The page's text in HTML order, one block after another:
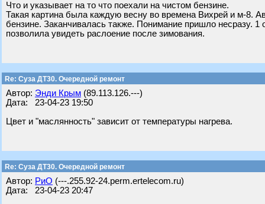
Что и указывает на то что поехали на чистом бензине.
Такая картина была каждую весну во времена Вихрей и м-8.
бензине. Заканчивалась также. Понимание пришло несразу. 1
позволила увидеть раслоение после зимования.
Re: Суза ДТ30. Очередной ремонт
Автор: Энди Крым (89.113.126.---)
Дата: 23-04-23 19:50
Цвет и "маслянность" зависит от температуры нагрева.
Re: Суза ДТ30. Очередной ремонт
Автор: РиО (---.255.92-24.perm.ertelecom.ru)
Дата: 23-04-23 20:47